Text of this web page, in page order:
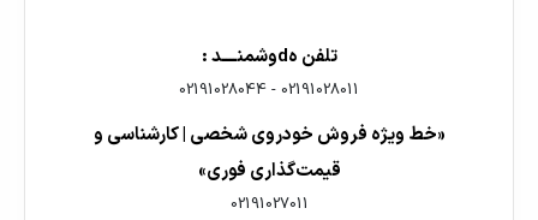
تلفن هdوشمنــــد :
02191028011
-
02191028044
«خط ویژه فروش خودروی شخصی | کارشناسی و
قیمت‌گذاری فوری»
02191027011